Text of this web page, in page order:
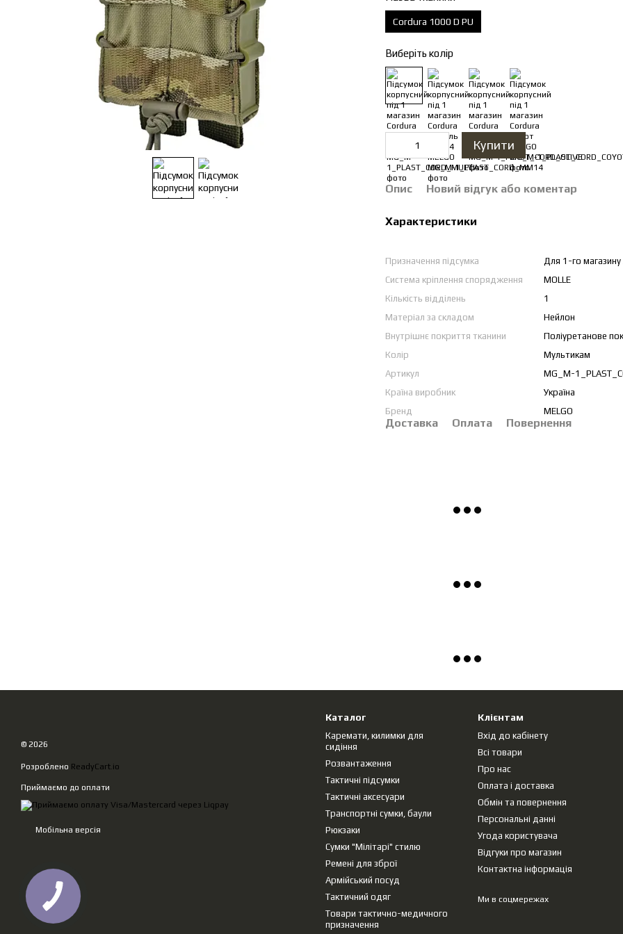
Cordura 1000 D PU
Виберіть колір
Купити
Опис Новий відгук або коментар
Характеристики
Призначення підсумка
Для 1-го магазину
Система кріплення спорядження
MOLLE
Кількість відділень
1
Матеріал за складом
Нейлон
Внутрішнє покриття тканини
Поліуретанове
Колір
Мультикам
Артикул
MG_M-
Країна виробник
Україна
Бренд
MELGO
Доставка Оплата Повернення
© 2026
Розроблено ReadyCart.io
Приймаємо до оплати
Мобільна версія
Каталог
Каремати, килимки для
сидіння
Розвантаження
Тактичні підсумки
Тактичні аксесуари
Транспортні сумки, баули
Рюкзаки
Сумки "Мілітарі" стилю
Ремені для зброї
Армійський посуд
Тактичний одяг
Товари тактично-медичного
призначення
Клієнтам
Вхід до кабінету
Всі товари
Про нас
Оплата і доставка
Обмін та повернення
Персональні данні
Угода користувача
Відгуки про магазин
Контактна інформація
Ми в соцмережах